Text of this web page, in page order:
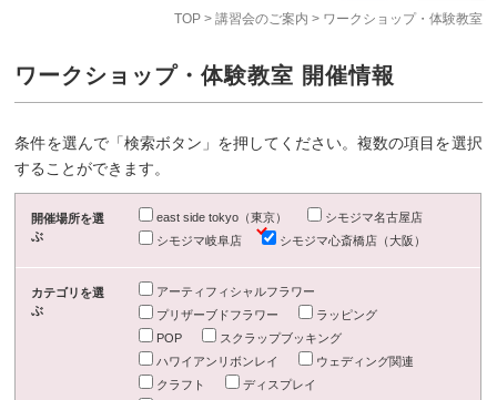
TOP> 講習会のご案内 > ワークショップ・体験教室
ワークショップ・体験教室 開催情報
条件を選んで「検索ボタン」を押してください。複数の項目を選択
することができます。
開催場所を選
ぶ
east side tokyo（東京）
シモジマ名古屋店
シモジマ岐阜店
シモジマ心斎橋店（大阪）
カテゴリを選
ぶ
アーティフィシャルフラワー
プリザーブドフラワー
ラッピング
POP
スクラップブッキング
ハワイアンリボンレイ
ウェディング関連
クラフト
ディスプレイ